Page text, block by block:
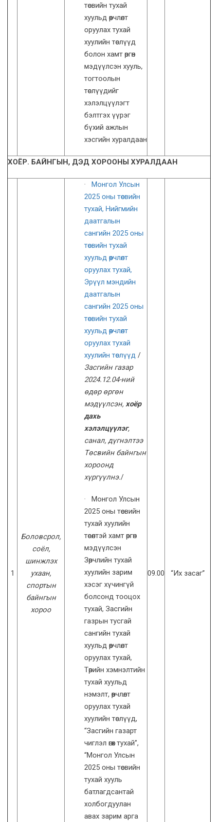
төсвийн тухай
хуульд өөрчлөлт
оруулах тухай
хуулийн төслүүд
болон хамт өргөн
мэдүүлсэн хууль,
тогтоолын
төслүүдийг
хэлэлцүүлэгт
бэлтгэх үүрэг
бүхий ажлын
хэсгийн хуралдаан
ХОЁР. БАЙНГЫН, ДЭД ХОРООНЫ ХУРАЛДААН
1
Боловсрол,
соёл,
шинжлэх
ухаан,
спортын
байнгын
хороо
· Монгол Улсын
2025 оны төсвийн
тухай, Нийгмийн
даатгалын
сангийн 2025 оны
төсвийн тухай
хуульд өөрчлөлт
оруулах тухай,
Эрүүл мэндийн
даатгалын
сангийн 2025 оны
төсвийн тухай
хуульд өөрчлөлт
оруулах тухай
хуулийн төслүүд /
Засгийн газар
2024.12.04-ний
өдөр өргөн
мэдүүлсэн, хоёр
дахь
хэлэлцүүлэг,
санал, дүгнэлтээ
Төсвийн байнгын
хороонд
хүргүүлнэ./
· Монгол Улсын
2025 оны төсвийн
тухай хуулийн
төсөлтэй хамт өргөн
мэдүүлсэн
Зөрчлийн тухай
хуулийн зарим
хэсэг хүчингүй
болсонд тооцох
тухай, Засгийн
газрын тусгай
сангийн тухай
хуульд өөрчлөлт
оруулах тухай,
Төрийн хэмнэлтийн
тухай хуульд
нэмэлт, өөрчлөлт
оруулах тухай
хуулийн төслүүд,
“Засгийн газарт
чиглэл өгөх тухай”,
“Монгол Улсын
2025 оны төсвийн
тухай хууль
батлагдсантай
холбогдуулан
авах зарим арга
09.00 “Их засаг”